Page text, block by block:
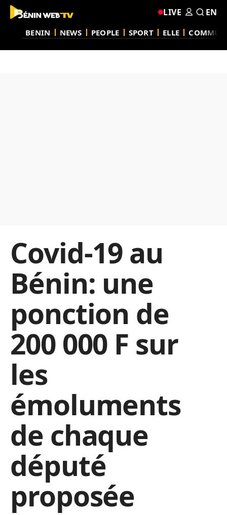
BENIN NEWS PEOPLE SPORT ELLE
LIVE EN
Covid-19 au
Bénin: une
ponction de
200 000 F sur
les
émoluments
de chaque
député
proposée